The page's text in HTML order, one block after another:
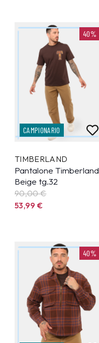
40%
CAMPIONARIO
TIMBERLAND
Pantalone Timberland
Beige tg.32
90,00 €
53,99€
40%